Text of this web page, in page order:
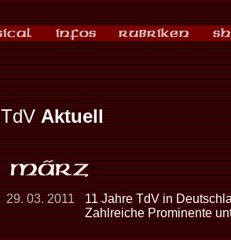
TdVAktuell
29. 03. 2011
11 Jahre TdV in
Zahlreiche Prominente